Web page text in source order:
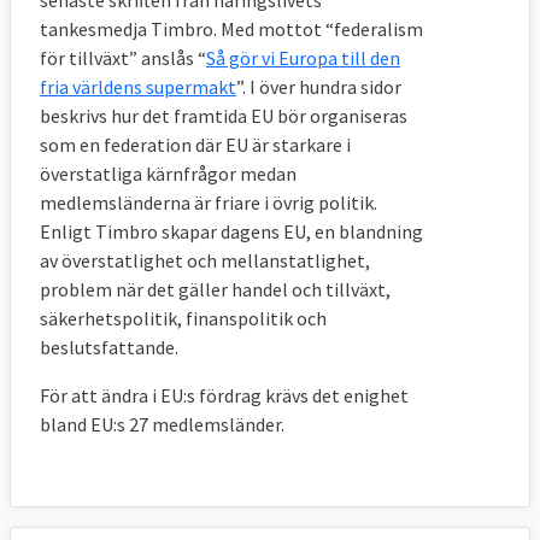
medborgerliga, politiska, ekonomiska och
sociala rättigheter. Storbritannien, Polen
och Tjeckien kom från start efter egen
begäran inte att beröras fullt ut av de nya
rättigheterna. Det infördes också en
solidaritetsklausul där länderna ska hjälpa
varandra vid naturkatastrofer,
terrorattacker eller katastrofer som
orsakas av människor.
Lissabonfördraget reglerar säkerhets- och
försvarspolitik där grupper av länder kan
ingå ett djupare samarbete. Här behåller
dock länderna sin vetorätt.
började redan efter att de senaste fördraget
Nicefördraget var klart 2001. Ett särskilt
tankesmedja Timbro. Med mottot “federalism
för tillväxt” anslås “Så gör vi Europa till den
fria världens supermakt”. I över hundra sidor
beskrivs hur det framtida EU bör organiseras
som en federation där EU är starkare i
överstatliga kärnfrågor medan
medlemsländerna är friare i övrig politik.
Enligt Timbro skapar dagens EU, en blandning
av överstatlighet och mellanstatlighet,
problem när det gäller handel och tillväxt,
säkerhetspolitik, finanspolitik och
beslutsfattande.
För att ändra i EU:s fördrag krävs det enighet
bland EU:s 27 medlemsländer.